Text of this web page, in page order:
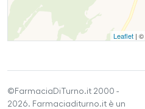
Leaflet | ©
©FarmaciaDiTurno.it 2000 -
2026. Farmaciaditurno.it è un